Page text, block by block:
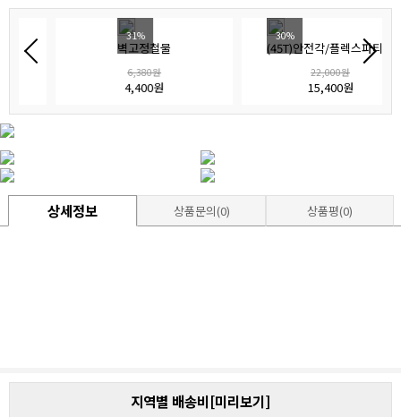
벽고정철물
4,400원
(45T)안전각/플렉스파티션
22,000원
15,400원
상세정보 상품문의(0) 상품평(0)
지역별 배송비[미리보기]